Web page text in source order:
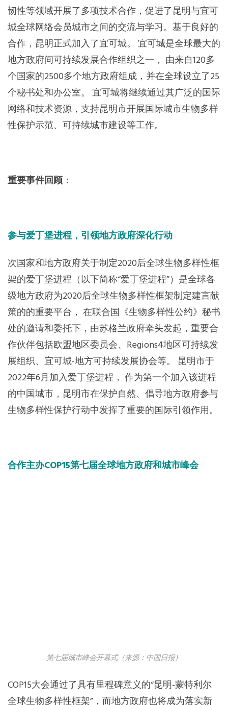
韧性等领域开展了多项技术合作，促进了昆明与宜可
城全球网络会员城市之间的交流与学习。基于良好的
合作，昆明正式加入了宜可城。 宜可城是全球最大的
地方政府间可持续发展合作组织之一， 由来自120多
个国家的2500多个地方政府组成，并在全球设立了25
个秘书处和办公室。 宜可城将继续通过其广泛的国际
网络和技术资源，支持昆明市开展国际城市生物多样
性保护示范、可持续城市建设等工作。
重要事件回顾：
参与爱丁堡进程，引领地方政府深化行动
次国家和地方政府关于制定2020后全球生物多样性框
架的爱丁堡进程（以下简称“爱丁堡进程”）是全球各
级地方政府为2020后全球生物多样性框架制定建言献
策的的重要平台， 在联合国《生物多样性公约》秘书
处的邀请和委托下，由苏格兰政府牵头发起，重要合
作伙伴包括欧盟地区委员会、Regions4地区可持续发
展组织、宜可城-地方可持续发展协会等。 昆明市于
2022年6月加入爱丁堡进程， 作为第一个加入该进程
的中国城市，昆明市在保护自然、倡导地方政府参与
生物多样性保护行动中发挥了重要的国际引领作用。
合作主办COP15第七届全球地方政府和城市峰会
第七届城市峰会开幕式（来源：中国日报）
COP15大会通过了具有里程碑意义的“昆明-蒙特利尔
全球生物多样性框架”，而地方政府也将成为落实新